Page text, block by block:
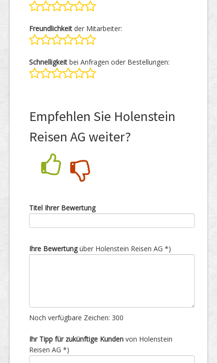
Freundlichkeit der Mitarbeiter:
Schnelligkeit bei Anfragen oder Bestellungen:
Empfehlen Sie Holenstein
Reisen AG weiter?
Titel Ihrer Bewertung
Ihre Bewertungüber Holenstein Reisen AG *)
Noch verfügbare Zeichen: 300
Ihr Tipp für zukünftige Kunden von Holenstein
Reisen AG *)